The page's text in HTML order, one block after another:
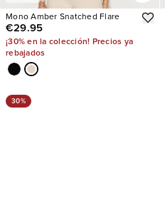
Mono Amber Snatched Flare
€29.95
¡30% en la colección! Precios ya
rebajados
30%